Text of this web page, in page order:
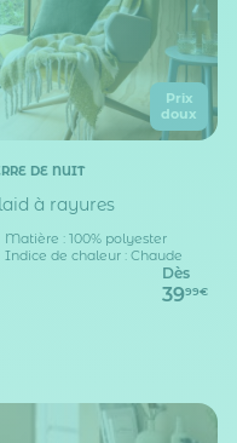
Prix
doux
DE NUIT
à rayures
Matière : 100% polyester
Indice de chaleur : Chaude
Dès
3999€